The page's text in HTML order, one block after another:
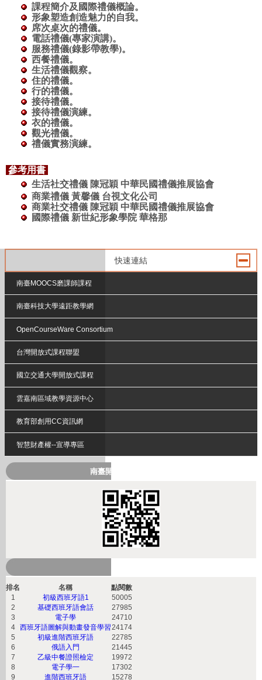
課程簡介及國際禮儀概論。
形象塑造創造魅力的自我。
席次桌次的禮儀。
電話禮儀(專家演講)。
服務禮儀(錄影帶教學)。
西餐禮儀。
生活禮儀觀察。
住的禮儀。
行的禮儀。
接待禮儀。
接待禮儀演練。
衣的禮儀。
觀光禮儀。
禮儀實務演練。
參考用書
生活社交禮儀 陳冠穎 中華民國禮儀推展協會
商業禮儀 黃馨儀 台視文化公司
商業社交禮儀 陳冠穎 中華民國禮儀推展協會
國際禮儀 新世紀形象學院 華格那
快速連結
南臺MOOCS磨課師課程
南臺科技大學遠距教學網
OpenCourseWare Consortium
台灣開放式課程聯盟
國立交通大學開放式課程
雲嘉南區域教學資源中心
教育部創用CC資訊網
智慧財產權--宣導專區
南臺開放式課程QRcode
排名 名稱
點閱數
1
初級西班牙語1
50005
2
基礎西班牙語會話
27985
3
電子學
24710
4
西班牙語圖解與動畫發音學習24174
5
初級進階西班牙語
22785
6
俄語入門
21445
7
乙級中餐證照檢定
19972
8
電子學一
17302
9
進階西班牙語 15278